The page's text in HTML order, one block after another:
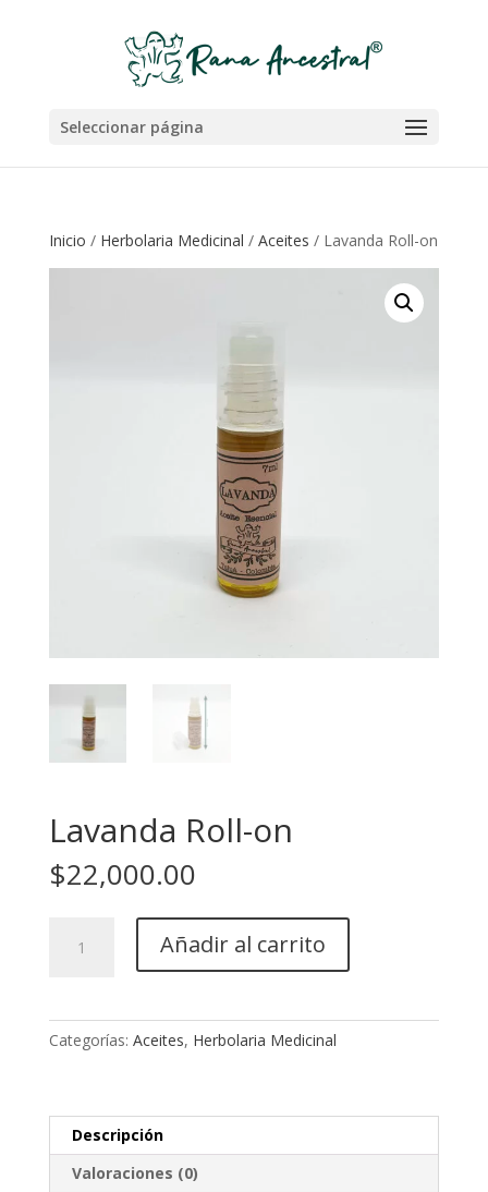
Seleccionar página
Inicio / Herbolaria Medicinal / Aceites / Lavanda Roll-on
Lavanda Roll-on
$22,000.00
Añadir al carrito
Categorías: Aceites, Herbolaria Medicinal
Descripción
Valoraciones (0)